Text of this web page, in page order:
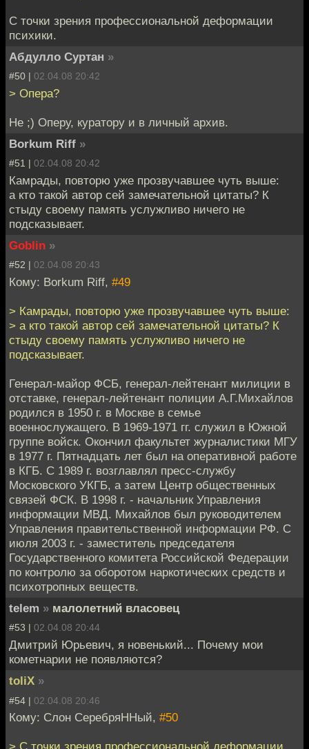
С точки зрения профессиональной деформации
психики.
Абдулло Суртан »
#50 | 02.04.08 20:42
> Опера?
Не ;) Оперу, куратору и в личный архив.
Borkum Riff »
#51 | 02.04.08 20:42
Камрады, повторю уже прозвучавшее чуть выше:
а кто такой автор сей замечательной цитаты? К
стыду своему память услужливо ничего не
подсказывает.
Goblin »
#52 | 02.04.08 20:43
Кому: Borkum Riff, #49
> Камрады, повторю уже прозвучавшее чуть выше:
> а кто такой автор сей замечательной цитаты? К
стыду своему память услужливо ничего не
подсказывает.
Генерал-майор ФСБ, генерал-лейтенант милиции в
отставке, генерал-лейтенант полиции А.Г.Михайлов
родился в 1950 г. в Москве в семье
военнослужащего. В 1969-1971 гг. служил в Южной
группе войск. Окончил факультет журналистики МГУ
в 1977 г. Пятнадцать лет был на оперативной работе
в КГБ. С 1989 г. возглавлял пресс-службу
Московского УКГБ, а затем Центр общественных
связей ФСК. В 1998 г. - начальник Управления
информации МВД. Михайлов был руководителем
Управления правительственной информации РФ. С
июля 2003 г. - заместитель председателя
Государственного комитета Российской Федерации
по контролю за оборотом наркотических средств и
психотропных веществ.
telem » малолетний власовец
#53 | 02.04.08 20:44
Дмитрий Юрьевич, я новенький... Почему мои
кометнарии не появляются?
toliX »
#54 | 02.04.08 20:46
Кому: Слон СеребряННый, #50